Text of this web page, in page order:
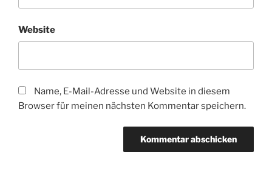
Website
Name, E-Mail-Adresse und Website in diesem
Browser für meinen nächsten Kommentar speichern.